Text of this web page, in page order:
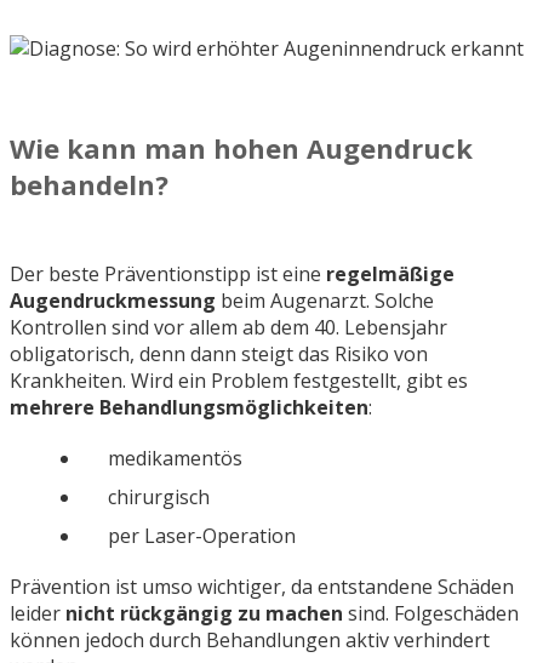
Wie kann man hohen Augendruck
behandeln?
Der beste Präventionstipp ist eine regelmäßige
Augendruckmessung beim Augenarzt. Solche
Kontrollen sind vor allem ab dem 40. Lebensjahr
obligatorisch, denn dann steigt das Risiko von
Krankheiten. Wird ein Problem festgestellt, gibt es
mehrere Behandlungsmöglichkeiten:
medikamentös
chirurgisch
per Laser-Operation
Prävention ist umso wichtiger, da entstandene Schäden
leider nicht rückgängig zu machen sind. Folgeschäden
können jedoch durch Behandlungen aktiv verhindert